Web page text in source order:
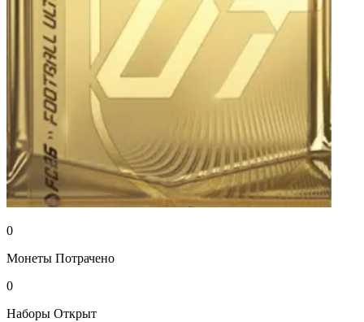
0
Монеты Потрачено
0
Наборы Открыт